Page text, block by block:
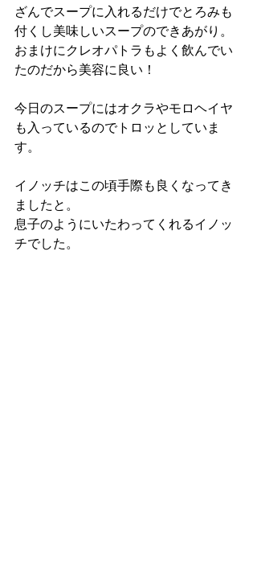
ざんでスープに入れるだけでとろみも
付くし美味しいスープのできあがり。
おまけにクレオパトラもよく飲んでい
たのだから美容に良い！
今日のスープにはオクラやモロヘイヤ
も入っているのでトロッとしていま
す。
イノッチはこの頃手際も良くなってき
ましたと。
息子のようにいたわってくれるイノッ
チでした。